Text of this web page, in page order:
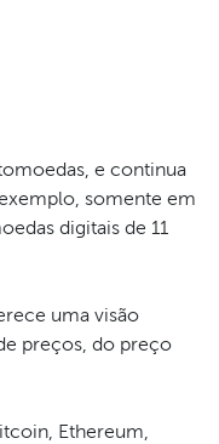
e continua
somente em
digitais de 11
uma visão
preços, do preço
Ethereum,